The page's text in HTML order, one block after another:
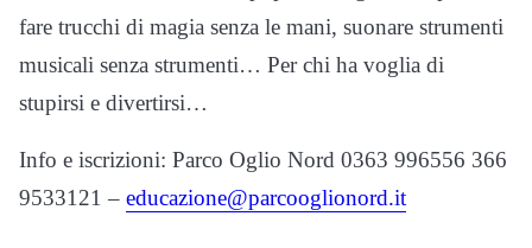
fare trucchi di magia senza le mani, suonare strumenti
musicali senza strumenti… Per chi ha voglia di
stupirsi e divertirsi…
Info e iscrizioni: Parco Oglio Nord 0363 996556 366
9533121 – educazione@parcooglionord.it